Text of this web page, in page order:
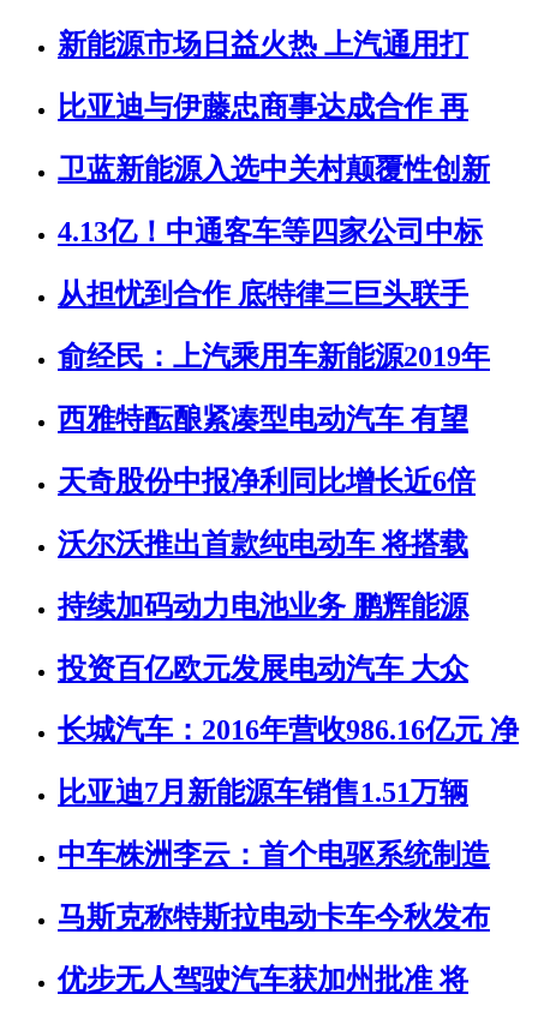
新能源市场日益火热 上汽通用打
比亚迪与伊藤忠商事达成合作 再
卫蓝新能源入选中关村颠覆性创新
4.13亿！中通客车等四家公司中标
从担忧到合作 底特律三巨头联手
俞经民：上汽乘用车新能源2019年
西雅特酝酿紧凑型电动汽车 有望
天奇股份中报净利同比增长近6倍
沃尔沃推出首款纯电动车 将搭载
持续加码动力电池业务 鹏辉能源
投资百亿欧元发展电动汽车 大众
长城汽车：2016年营收986.16亿元 净
比亚迪7月新能源车销售1.51万辆
中车株洲李云：首个电驱系统制造
马斯克称特斯拉电动卡车今秋发布
优步无人驾驶汽车获加州批准 将